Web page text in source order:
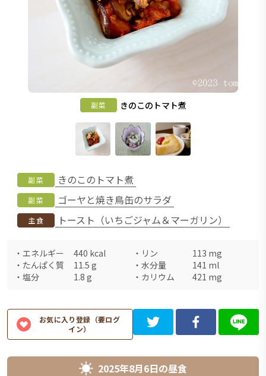
副菜 きのこのトマト煮
副菜 きのこのトマト煮
副菜 ゴーヤと焼き鳥缶のサラダ
主食 トースト（いちごジャム＆マーガリン）
・ エネルギー 440 kcal ・ リン 113 mg
・ たんぱく質 11.5 g ・ 水分量 141 ml
・ 塩分 1.8 g ・ カリウム 421 mg
お気に入り登録（要ログ
イン）
2025年8月6日の昼食